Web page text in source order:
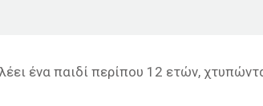
ένα παιδί περίπου 12 ετών,